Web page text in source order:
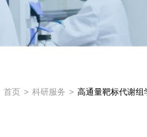
首页 > 科研服务 > 高通量靶标代谢组